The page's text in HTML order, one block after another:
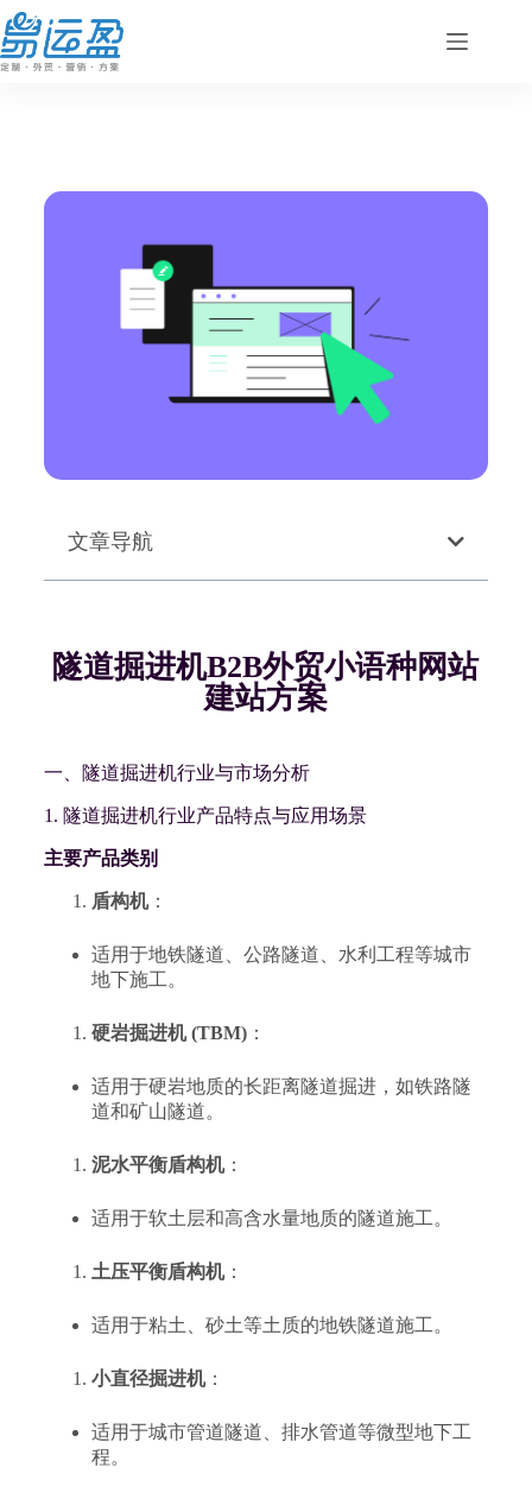
文章导航
隧道掘进机B2B外贸小语种网站
建站方案
一、隧道掘进机行业与市场分析
1. 隧道掘进机行业产品特点与应用场景
主要产品类别
盾构机：
适用于地铁隧道、公路隧道、水利工程等城市
地下施工。
硬岩掘进机 (TBM)：
适用于硬岩地质的长距离隧道掘进，如铁路隧
道和矿山隧道。
泥水平衡盾构机：
适用于软土层和高含水量地质的隧道施工。
土压平衡盾构机：
适用于粘土、砂土等土质的地铁隧道施工。
小直径掘进机：
适用于城市管道隧道、排水管道等微型地下工
程。